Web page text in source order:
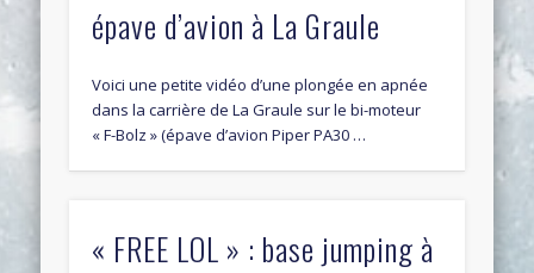
épave d’avion à La Graule
Voici une petite vidéo d’une plongée en apnée
dans la carrière de La Graule sur le bi-moteur
« F-Bolz » (épave d’avion Piper PA30 …
« FREE LOL » : base jumping à